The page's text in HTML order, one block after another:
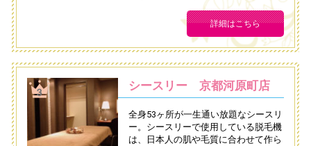
詳細はこちら
シースリー 京都河原町店
全身53ヶ所が一生通い放題なシースリ
ー。シースリーで使用している脱毛機
は、日本人の肌や毛質に合わせて作ら